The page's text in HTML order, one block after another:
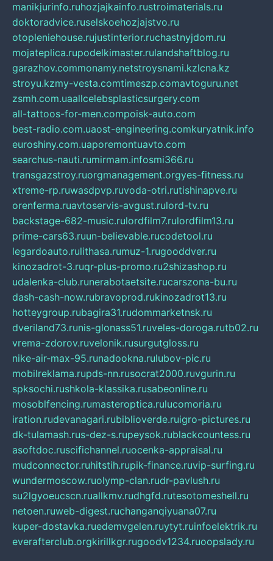
manikjurinfo.ruhozjajkainfo.rustroimaterials.ru
doktoradvice.ruselskoehozjajstvo.ru
otopleniehouse.rujustinterior.ruchastnyjdom.ru
mojateplica.rupodelkimaster.rulandshaftblog.ru
garazhov.commonamy.netstroysnami.kzlcna.kz
stroyu.kzmy-vesta.comtimeszp.comavtoguru.net
zsmh.com.uaallcelebsplasticsurgery.com
all-tattoos-for-men.compoisk-auto.com
best-radio.com.uaost-engineering.comkuryatnik.info
euroshiny.com.uaporemontuavto.com
searchus-nauti.rumirmam.infosmi366.ru
transgazstroy.ruorgmanagement.orgyes-fitness.ru
xtreme-rp.ruwasdpvp.ruvoda-otri.rutishinapve.ru
orenferma.ruavtoservis-avgust.rulord-tv.ru
backstage-682-music.rulordfilm7.rulordfilm13.ru
prime-cars63.ruun-believable.rucodetool.ru
legardoauto.rulithasa.rumuz-1.rugooddver.ru
kinozadrot-3.ruqr-plus-promo.ru2shizashop.ru
udalenka-club.runerabotaetsite.rucarszona-bu.ru
dash-cash-now.rubravoprod.rukinozadrot13.ru
hotteygroup.rubagira31.rudommarketnsk.ru
dveriland73.runis-glonass51.ruveles-doroga.rutb02.ru
vrema-zdorov.ruvelonik.rusurgutgloss.ru
nike-air-max-95.runadookna.rulubov-pic.ru
mobilreklama.rupds-nn.rusocrat2000.ruvgurin.ru
spksochi.rushkola-klassika.rusabeonline.ru
mosoblfencing.rumasteroptica.rulucomoria.ru
iration.rudevanagari.rubiblioverde.ruigro-pictures.ru
dk-tulamash.rus-dez-s.rupeysok.rublackcountess.ru
asoftdoc.ruscifichannel.ruocenka-appraisal.ru
mudconnector.ruhitstih.rupik-finance.ruvip-surfing.ru
wundermoscow.ruolymp-clan.rudr-pavlush.ru
su2lgyoeucscn.ruallkmv.rudhgfd.rutesotomeshell.ru
netoen.ruweb-digest.ruchanganqiyuana07.ru
kuper-dostavka.ruedemvgelen.ruytyt.ruinfoelektrik.ru
everafterclub.orgkirillkgr.rugoodv1234.ruoopslady.ru